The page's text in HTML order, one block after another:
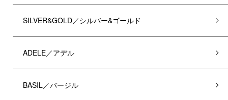
SILVER&GOLD／シルバー&ゴールド
ADELE／アデル
BASIL／バージル